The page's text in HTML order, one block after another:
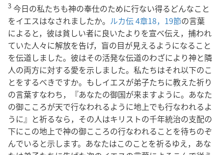
3 今日の私たちも神の奉仕のために行ない得るどんなこと
をイエスはなされましたか。 ルカ伝 4章18，19節の言葉
によると，彼は貧しい者に良いたよりを宣べ伝え，捕われ
ていた人々に解放を告げ，盲の目が見えるようになること
を伝道しました。彼はその活発な伝道のわざにより神と隣
人の両方に対する愛を示しました。私たちはそれ以下のこ
とをするべきですか。もしイエスが弟子たちに教えた祈り
の言葉すなわち，『あなたの御国が来ますように。あなた
の御こころが天で行なわれるように地上でも行なわれるよ
うに』と祈るなら，その人はキリストの千年統治の支配の
下にこの地上で神の御こころの行なわれることを待ちのぞ
んでいると示します。あなたはこのことを祈るゆえ，あな